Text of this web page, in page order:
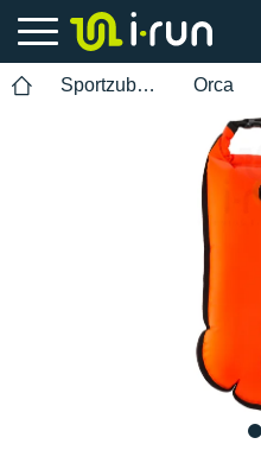
Sportzubehör Orca